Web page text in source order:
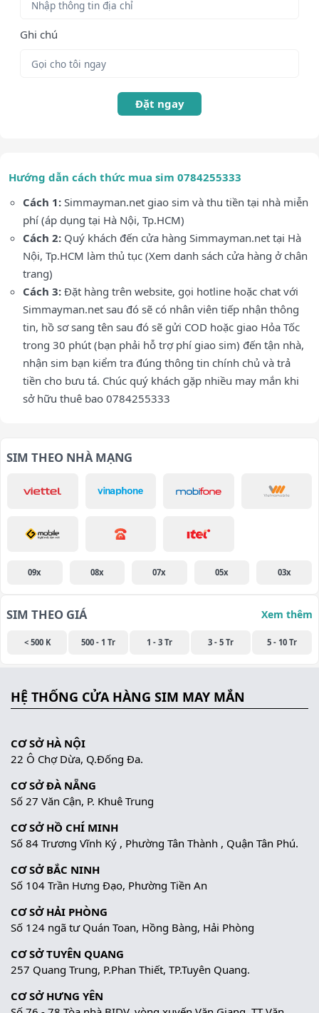
Ghi chú
Đặt ngay
Hướng dẫn cách thức mua sim 0784255333
Cách 1: Simmayman.net giao sim và thu tiền tại nhà miễn
phí (áp dụng tại Hà Nội, Tp.HCM)
Cách 2: Quý khách đến cửa hàng Simmayman.net tại Hà
Nội, Tp.HCM làm thủ tục (Xem danh sách cửa hàng ở chân
trang)
Cách 3: Đặt hàng trên website, gọi hotline hoặc chat với
Simmayman.net sau đó sẽ có nhân viên tiếp nhận thông
tin, hồ sơ sang tên sau đó sẽ gửi COD hoặc giao Hỏa Tốc
trong 30 phút (bạn phải hỗ trợ phí giao sim) đến tận nhà,
nhận sim bạn kiểm tra đúng thông tin chính chủ và trả
tiền cho bưu tá. Chúc quý khách gặp nhiều may mắn khi
sở hữu thuê bao 0784255333
SIM THEO NHÀ MẠNG
09x 08x 07x 05x 03x
SIM THEO GIÁ Xem thêm
< 500 K 500 - 1 Tr 1 - 3 Tr 3 - 5 Tr 5 - 10 Tr
HỆ THỐNG CỬA HÀNG SIM MAY MẮN
CƠ SỞ HÀ NỘI
22 Ô Chợ Dừa, Q.Đống Đa.
CƠ SỞ ĐÀ NẴNG
Số 27 Văn Cận, P. Khuê Trung
CƠ SỞ HỒ CHÍ MINH
Số 84 Trương Vĩnh Ký , Phường Tân Thành , Quận Tân Phú.
CƠ SỞ BẮC NINH
Số 104 Trần Hưng Đạo, Phường Tiền An
CƠ SỞ HẢI PHÒNG
Số 124 ngã tư Quán Toan, Hồng Bàng, Hải Phòng
CƠ SỞ TUYÊN QUANG
257 Quang Trung, P.Phan Thiết, TP.Tuyên Quang.
CƠ SỞ HƯNG YÊN